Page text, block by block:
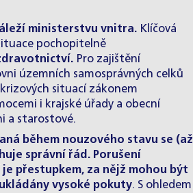
ministerstvu vnitra. Klíčová
pochopitelně
. Pro zajištění
územních samosprávných celků
situací zákonem
i krajské úřady a obecní
a starostové.
během nouzového stavu se (až
správní řád. Porušení
přestupkem, za nějž mohou být
vysoké pokuty. S ohledem